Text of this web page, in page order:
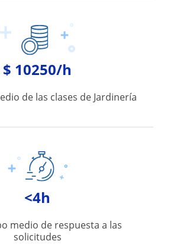
$ 10250/h
de las clases de Jardinería
<4h
medio de respuesta a las
solicitudes